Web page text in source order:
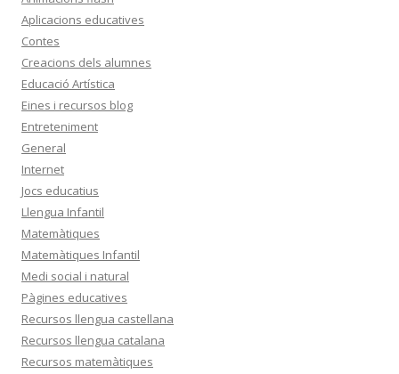
Aplicacions educatives
Contes
Creacions dels alumnes
Educació Artística
Eines i recursos blog
Entreteniment
General
Internet
Jocs educatius
Llengua Infantil
Matemàtiques
Matemàtiques Infantil
Medi social i natural
Pàgines educatives
Recursos llengua castellana
Recursos llengua catalana
Recursos matemàtiques